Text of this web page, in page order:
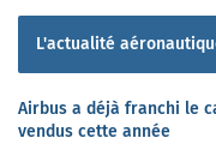
L'actualité
Airbus a déjà franchi le
vendus cette année